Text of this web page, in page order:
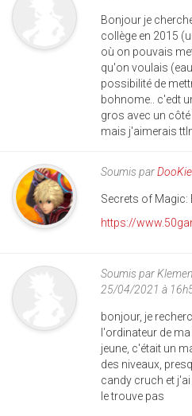
Bonjour je
collège en 2015
où on pouvais
qu'on voulais
possibilité de
bohnome.. c'edt
gros avec un
mais j'aimerais
Soumis parDooKie
Secrets of Magic:
https://
Soumis par
25/04/2021 à
bonjour, je
l'ordinateur de
jeune, c'était un
des niveaux,
candy cruch et
le trouve pas